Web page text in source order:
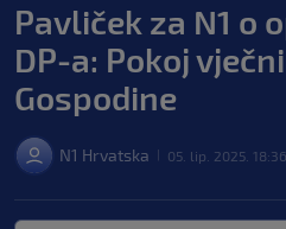
Pavliček za N1 o
DP-a: Pokoj
Gospodine
N1 Hrvatska 05. lip. 2025. 18:36